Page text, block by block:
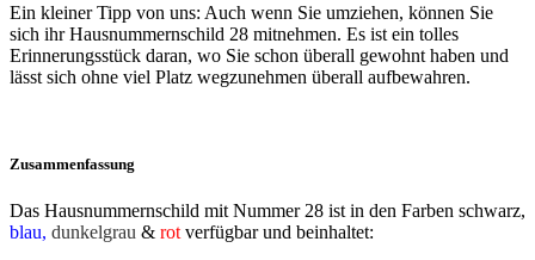
Ein kleiner Tipp von uns: Auch wenn Sie umziehen, können Sie
sich ihr Hausnummernschild 28 mitnehmen. Es ist ein tolles
Erinnerungsstück daran, wo Sie schon überall gewohnt haben und
lässt sich ohne viel Platz wegzunehmen überall aufbewahren.
Zusammenfassung
Das Hausnummernschild mit Nummer 28 ist in den Farben schwarz,
blau, dunkelgrau & rot verfügbar und beinhaltet: